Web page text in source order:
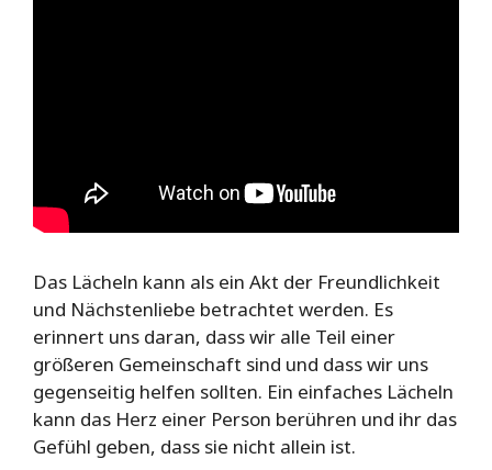
Das Lächeln kann als ein Akt der Freundlichkeit
und Nächstenliebe betrachtet werden. Es
erinnert uns daran, dass wir alle Teil einer
größeren Gemeinschaft sind und dass wir uns
gegenseitig helfen sollten. Ein einfaches Lächeln
kann das Herz einer Person berühren und ihr das
Gefühl geben, dass sie nicht allein ist.